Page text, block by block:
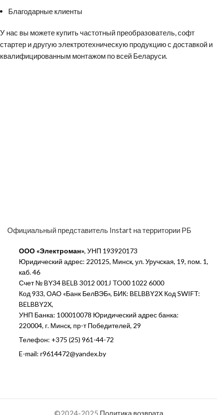
Благодарные клиенты
У нас вы можете купить частотный преобразователь,софт
стартер и другую электротехническую продукцию с доставкой и
квалифицированным монтажом по всей Беларуси.
Официальный представитель Instart на территории РБ
ООО «Электроман», УНП 193920173
Юридический адрес: 220125, Минск, ул. Уручская, 19, пом. 1,
каб. 46
Счет № BY34 BELB 3012 001J TO00 1022 6000
Код 933, ОАО «Банк БелВЭБ», БИК: BELBBY2X Код SWIFT:
BELBBY2X,
УНП Банка: 100010078 Юридический адрес банка:
220004, г. Минск, пр-т Победителей, 29
Телефон: +375 (25) 961-44-72
E-mail: r9614472@yandex.by
©2024-2025 Политика возврата